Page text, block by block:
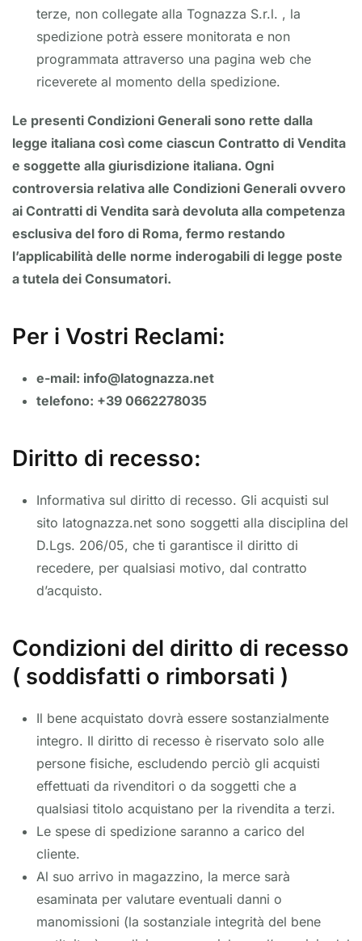
terze, non collegate alla Tognazza S.r.l. , la
spedizione potrà essere monitorata e non
programmata attraverso una pagina web che
riceverete al momento della spedizione.
Le presenti Condizioni Generali sono rette dalla
legge italiana così come ciascun Contratto di Vendita
e soggette alla giurisdizione italiana. Ogni
controversia relativa alle Condizioni Generali ovvero
ai Contratti di Vendita sarà devoluta alla competenza
esclusiva del foro di Roma, fermo restando
l’applicabilità delle norme inderogabili di legge poste
a tutela dei Consumatori.
Per i Vostri Reclami:
e-mail: info@latognazza.net
telefono: +39 0662278035
Diritto di recesso:
Informativa sul diritto di recesso. Gli acquisti sul
sito latognazza.net sono soggetti alla disciplina del
D.Lgs. 206/05, che ti garantisce il diritto di
recedere, per qualsiasi motivo, dal contratto
d’acquisto.
Condizioni del diritto di recesso
( soddisfatti o rimborsati )
Il bene acquistato dovrà essere sostanzialmente
integro. Il diritto di recesso è riservato solo alle
persone fisiche, escludendo perciò gli acquisti
effettuati da rivenditori o da soggetti che a
qualsiasi titolo acquistano per la rivendita a terzi.
Le spese di spedizione saranno a carico del
cliente.
Al suo arrivo in magazzino, la merce sarà
esaminata per valutare eventuali danni o
manomissioni (la sostanziale integrità del bene